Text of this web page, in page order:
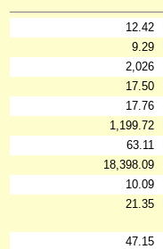
12.42
9.29
2,026
17.50
17.76
1,199.72
63.11
18,398.09
10.09
21.35
47.15